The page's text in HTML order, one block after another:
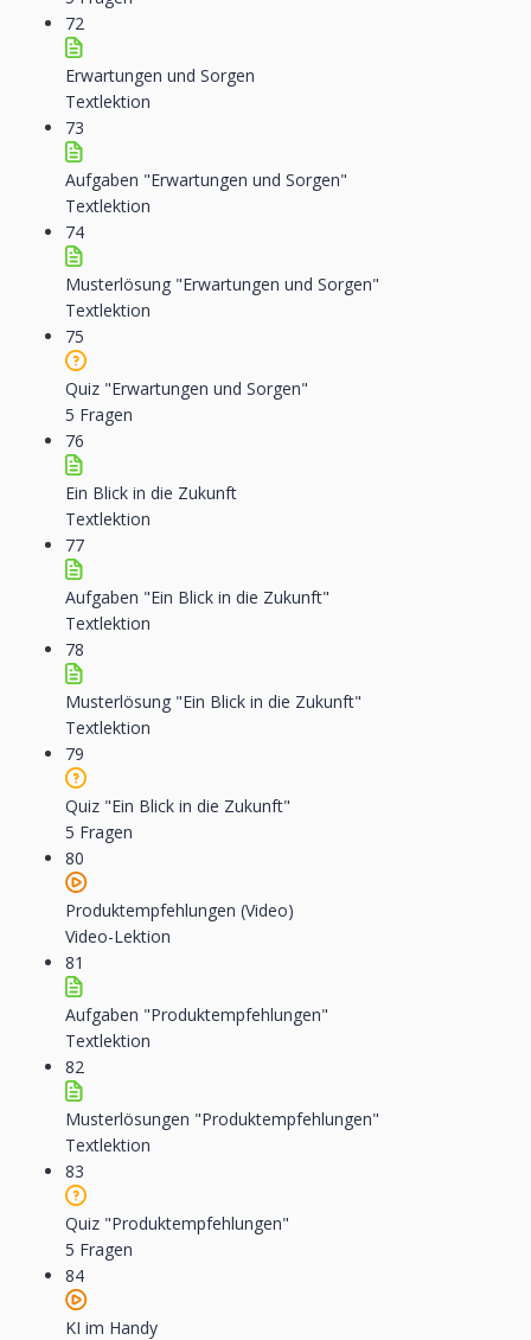
72
Erwartungen und Sorgen
Textlektion
73
Aufgaben "Erwartungen und Sorgen"
Textlektion
74
Musterlösung "Erwartungen und Sorgen"
Textlektion
75
Quiz "Erwartungen und Sorgen"
5 Fragen
76
Ein Blick in die Zukunft
Textlektion
77
Aufgaben "Ein Blick in die Zukunft"
Textlektion
78
Musterlösung "Ein Blick in die Zukunft"
Textlektion
79
Quiz "Ein Blick in die Zukunft"
5 Fragen
80
Produktempfehlungen (Video)
Video-Lektion
81
Aufgaben "Produktempfehlungen"
Textlektion
82
Musterlösungen "Produktempfehlungen"
Textlektion
83
Quiz "Produktempfehlungen"
5 Fragen
84
KI im Handy